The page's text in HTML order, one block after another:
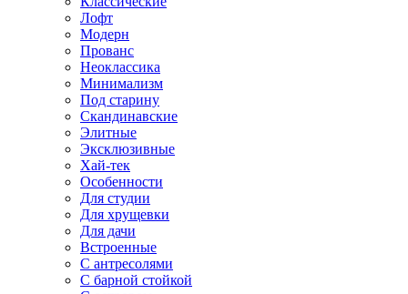
Лофт
Модерн
Прованс
Неоклассика
Минимализм
Под старину
Скандинавские
Элитные
Эксклюзивные
Хай-тек
Особенности
Для студии
Для хрущевки
Для дачи
Встроенные
С антресолями
С барной стойкой